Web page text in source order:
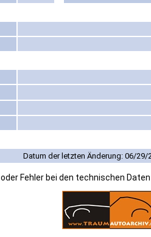
Datum der letzten Änderung: 06/29/
Fehler bei den technischen